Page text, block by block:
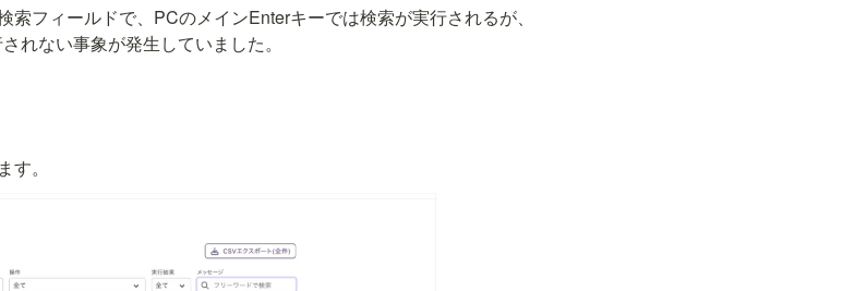
フィールドで、PCのメインEnterキーでは検索が実行されるが、
れない事象が発生していました。
。